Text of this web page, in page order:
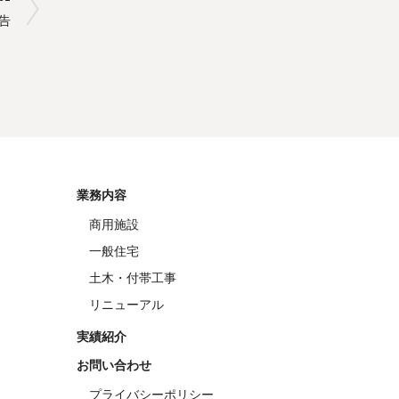
業務内容
商用施設
一般住宅
土木・付帯工事
リニューアル
実績紹介
お問い合わせ
プライバシーポリシー